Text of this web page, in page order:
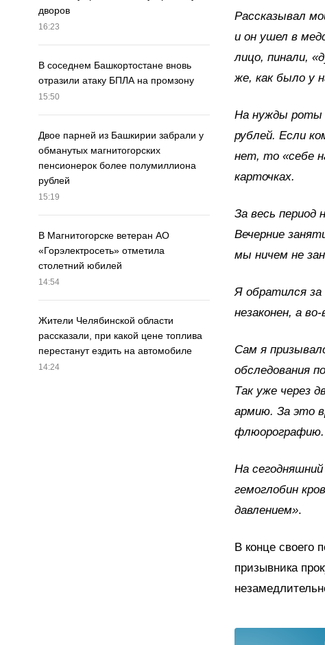
дворов
16:23
В соседнем Башкортостане вновь
отразили атаку БПЛА на промзону
15:50
Двое парней из Башкирии забрали у
обманутых магнитогорских
пенсионерок более полумиллиона
рублей
15:19
В Магнитогорске ветеран АО
«Горэлектросеть» отметила
столетний юбилей
14:54
Жители Челябинской области
рассказали, при какой цене топлива
перестанут ездить на автомобиле
14:24
Рассказывал
и он ушел в
лицо, пинали,
же, как было у
На нужды роты
рублей. Если
нет, то «себе
карточках.
За весь период
Вечерние
мы ничем не
Я обратился за
незаконен, а
Сам я
обследования
Так уже через
армию. За это
флюорографию.
На
гемоглобин
давлением».
В конце своего
призывника